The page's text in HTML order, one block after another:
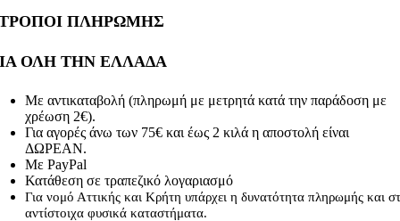
ΠΛΗΡΩΜΗΣ
ΟΛΗ ΤΗΝ ΕΛΛΑΔΑ
Με αντικαταβολή (πληρωμή με μετρητά κατά την παράδοση με
χρέωση 2€).
Για αγορές άνω των 75€ και έως 2 κιλά η αποστολή είναι
ΔΩΡΕΑΝ.
Με PayPal
Κατάθεση σε τραπεζικό λογαριασμό
Για νομό Αττικής και Κρήτη υπάρχει η δυνατότητα πληρωμής και
αντίστοιχα φυσικά καταστήματα.